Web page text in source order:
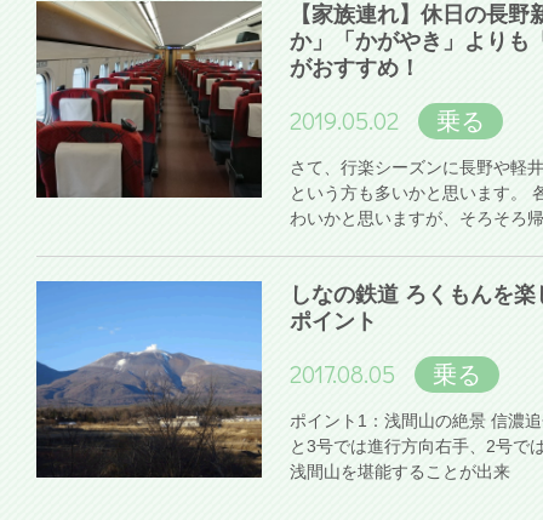
【家族連れ】休日の長野
か」「かがやき」よりも
がおすすめ！
2019.05.02 乗る
さて、行楽シーズンに長野や軽
という方も多いかと思います。
わいかと思いますが、そろそろ
しなの鉄道 ろくもんを
ポイント
2017.08.05 乗る
ポイント1：浅間山の絶景 信濃
と3号では進行方向右手、2号で
浅間山を堪能することが出来